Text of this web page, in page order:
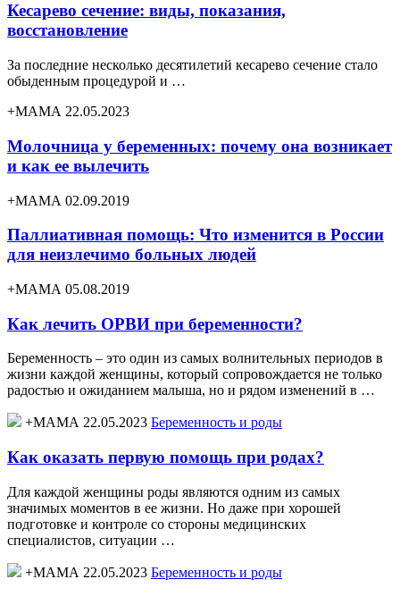
Кесарево сечение: виды, показания,
восстановление
За последние несколько десятилетий кесарево сечение стало
обыденным процедурой и …
+МАМА 22.05.2023
Молочница у беременных: почему она возникает
и как ее вылечить
+МАМА 02.09.2019
Паллиативная помощь: Что изменится в России
для неизлечимо больных людей
+МАМА 05.08.2019
Как лечить ОРВИ при беременности?
Беременность – это один из самых волнительных периодов в
жизни каждой женщины, который сопровождается не только
радостью и ожиданием малыша, но и рядом изменений в …
+МАМА 22.05.2023 Беременность и роды
Как оказать первую помощь при родах?
Для каждой женщины роды являются одним из самых
значимых моментов в ее жизни. Но даже при хорошей
подготовке и контроле со стороны медицинских
специалистов, ситуации …
+МАМА 22.05.2023 Беременность и роды